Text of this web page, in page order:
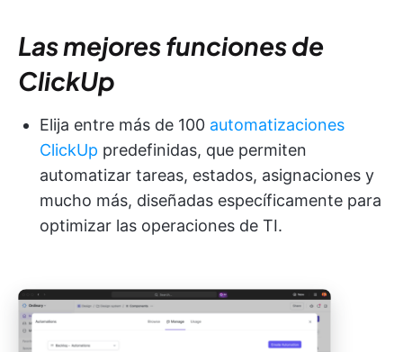
Las mejores funciones de
ClickUp
Elija entre más de 100 automatizaciones
ClickUp predefinidas, que permiten
automatizar tareas, estados, asignaciones y
mucho más, diseñadas específicamente para
optimizar las operaciones de TI.